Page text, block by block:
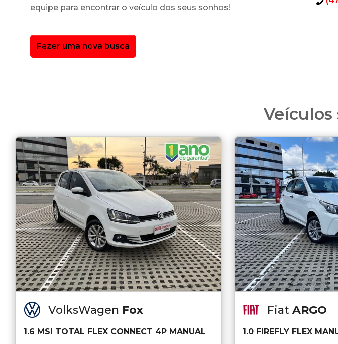
equipe para encontrar o veículo dos seus sonhos!
Fazer uma nova busca
VolksWagen Fox
1.6 MSI TOTAL FLEX CONNECT 4P MANUAL
Fiat ARGO
1.0 FIREFLY FLEX